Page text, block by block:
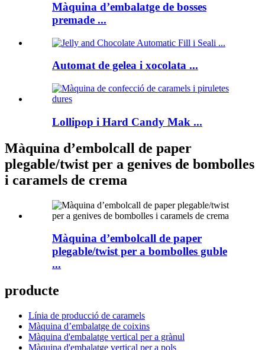
Màquina d’embalatge de bosses
premade ...
Automat de gelea i xocolata ...
Lollipop i Hard Candy Mak ...
Màquina d’embolcall de paper
plegable/twist per a genives de bombolles
i caramels de crema
Màquina d’embolcall de paper
plegable/twist per a bombolles guble
...
producte
Línia de producció de caramels
Màquina d’embalatge de coixins
Màquina d'embalatge vertical per a grànul
Màquina d'embalatge vertical per a pols